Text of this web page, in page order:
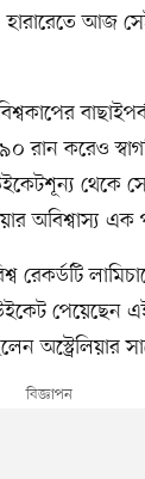
আজ
রান করেও
থেকে
অবিশ্বাস্য এক
রেকর্ডটি
পেয়েছেন
অস্ট্রেলিয়ার